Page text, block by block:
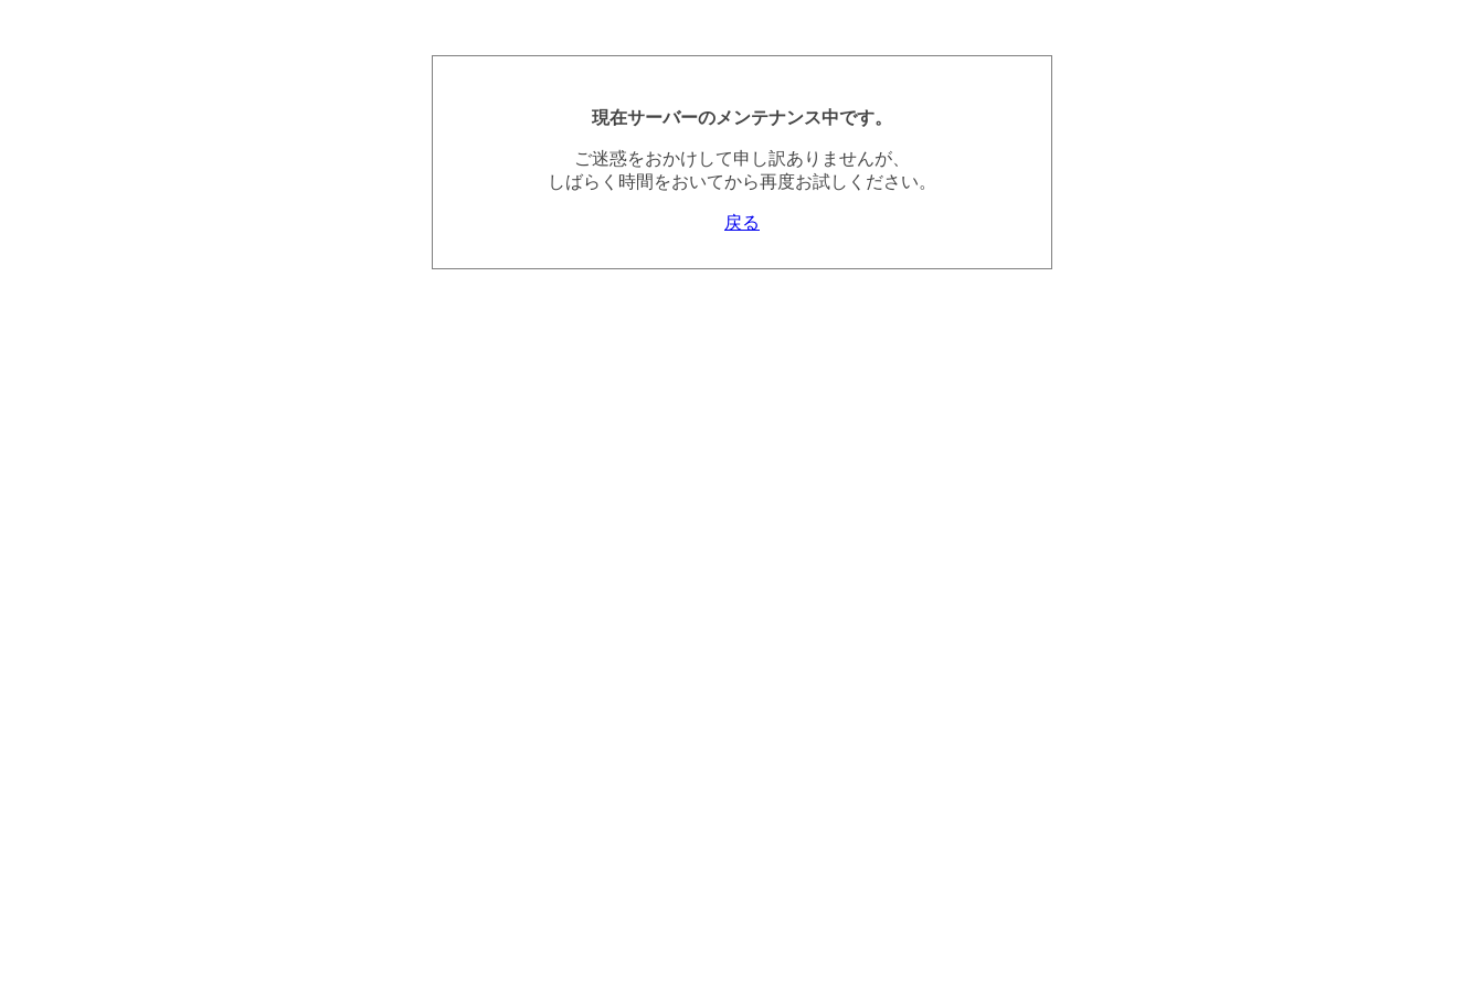
現在サーバーのメンテナンス中です。
ご迷惑をおかけして申し訳ありませんが、
しばらく時間をおいてから再度お試しください。
戻る